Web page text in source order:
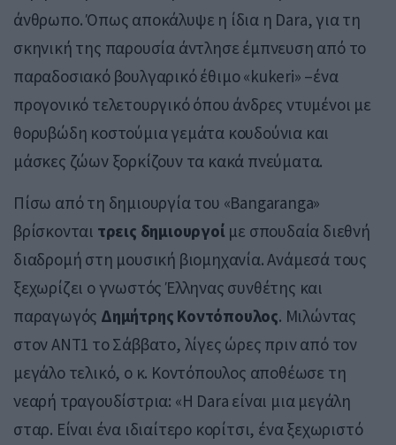
άνθρωπο. Όπως αποκάλυψε η ίδια η Dara, για τη
σκηνική της παρουσία άντλησε έμπνευση από το
παραδοσιακό βουλγαρικό έθιμο «kukeri» –ένα
προγονικό τελετουργικό όπου άνδρες ντυμένοι με
θορυβώδη κοστούμια γεμάτα κουδούνια και
μάσκες ζώων ξορκίζουν τα κακά πνεύματα.
Πίσω από τη δημιουργία του «Bangaranga»
βρίσκονται τρεις δημιουργοί με σπουδαία διεθνή
διαδρομή στη μουσική βιομηχανία. Ανάμεσά τους
ξεχωρίζει ο γνωστός Έλληνας συνθέτης και
παραγωγός Δημήτρης Κοντόπουλος. Μιλώντας
στον ΑΝΤ1 το Σάββατο, λίγες ώρες πριν από τον
μεγάλο τελικό, ο κ. Κοντόπουλος αποθέωσε τη
νεαρή τραγουδίστρια: «Η Dara είναι μια μεγάλη
σταρ. Είναι ένα ιδιαίτερο κορίτσι, ένα ξεχωριστό